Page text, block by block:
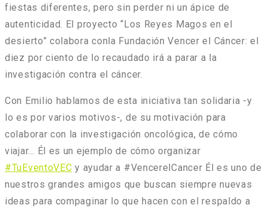
fiestas diferentes, pero sin perder ni un ápice de
autenticidad. El proyecto “Los Reyes Magos en el
desierto” colabora conla Fundación Vencer el Cáncer: el
diez por ciento de lo recaudado irá a parar a la
investigación contra el cáncer.
Con Emilio hablamos de esta iniciativa tan solidaria -y
lo es por varios motivos-, de su motivación para
colaborar con la investigación oncológica, de cómo
viajar… Él es un ejemplo de cómo organizar
#TuEventoVEC y ayudar a #VencerelCancer Él es uno de
nuestros grandes amigos que buscan siempre nuevas
ideas para compaginar lo que hacen con el respaldo a